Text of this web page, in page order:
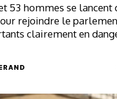
53 hommes se lancent
rejoindre le
clairement en